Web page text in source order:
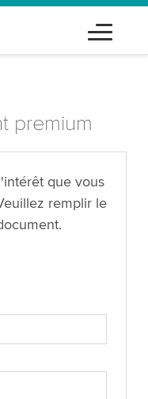
premium
que vous
remplir le